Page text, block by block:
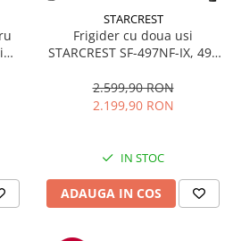
STARCREST
Frigider cu doua usi
STARCREST SF-497NF-IX, 497
Inverter, Clasa E, Display,
Functie super racire, Blocare
2.599,90 RON
2.199,90 RON
IN STOC
ADAUGA IN COS